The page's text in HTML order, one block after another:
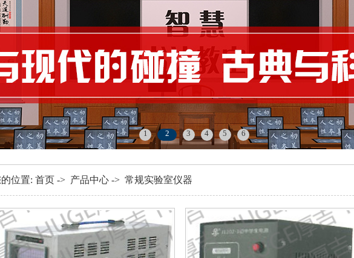
1 2 3 4 5 6
位置: 首页 -> 产品中心 -> 常规实验室仪器